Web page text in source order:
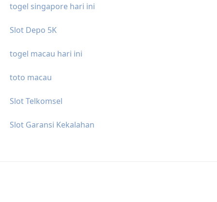
togel singapore hari ini
Slot Depo 5K
togel macau hari ini
toto macau
Slot Telkomsel
Slot Garansi Kekalahan